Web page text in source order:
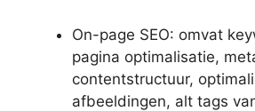
On-page SEO: omvat
pagina optimalisatie,
contentstructuur,
afbeeldingen, alt tags